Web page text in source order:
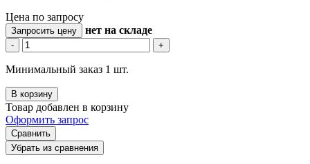
Цена по запросу
Запросить цену нет на складе
- +
Минимальный заказ 1 шт.
В корзину
Товар добавлен в корзину
Оформить запрос
Сравнить
Убрать из сравнения